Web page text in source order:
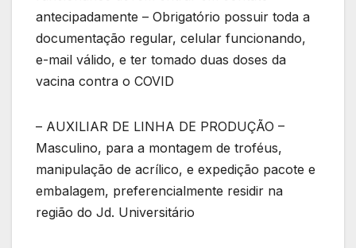
antecipadamente – Obrigatório possuir toda a
documentação regular, celular funcionando,
e-mail válido, e ter tomado duas doses da
vacina contra o COVID
– AUXILIAR DE LINHA DE PRODUÇÃO –
Masculino, para a montagem de troféus,
manipulação de acrílico, e expedição pacote e
embalagem, preferencialmente residir na
região do Jd. Universitário